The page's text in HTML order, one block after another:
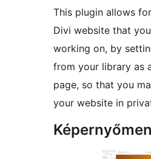
This plugin allows
Divi website that
working on, by
from your library as
page, so that you
your website in